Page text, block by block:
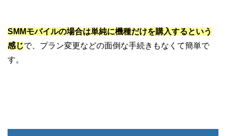
SMMモバイルの場合は単純に機種だけを購入するという
感じで、プラン変更などの面倒な手続きもなくて簡単で
す。